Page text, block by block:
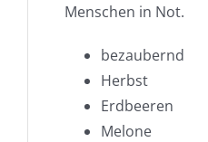
Menschen in Not.
bezaubernd
Herbst
Erdbeeren
Melone